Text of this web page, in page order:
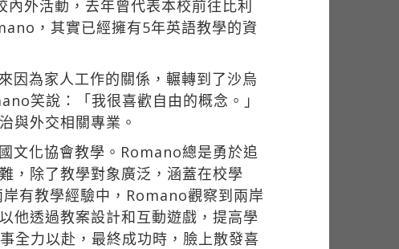
外活動，去年曾代表本校前往比利
，其實已經擁有5年英語教學的資
因為家人工作的關係，輾轉到了沙烏
笑說：「我很喜歡自由的概念。」
與外交相關專業。
文化協會教學。Romano總是勇於追
，除了教學對象廣泛，涵蓋在校學
有教學經驗中，Romano觀察到兩岸
他透過教案設計和互動遊戲，提高學
全力以赴，最終成功時，臉上散發喜